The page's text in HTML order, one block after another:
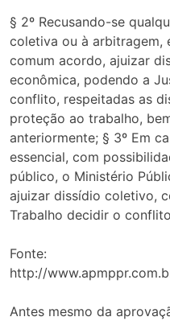
§ 2º Recusando-se
coletiva ou à arbitragem,
comum acordo, ajuizar
econômica, podendo a
conflito, respeitadas as
proteção ao trabalho,
anteriormente; § 3º Em
essencial, com
público, o Ministério
ajuizar dissídio coletivo,
Trabalho decidir o
Fonte:
http://
Antes mesmo da